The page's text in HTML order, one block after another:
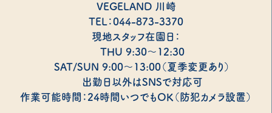
VEGELAND 川崎
TEL：044-873-3370
現地スタッフ在園日：
THU 9:30～12:30
SAT/SUN 9:00～13:00（夏季変更あり）
出勤日以外はSNSで対応可
作業可能時間：24時間いつでもOK（防犯カメラ設置）